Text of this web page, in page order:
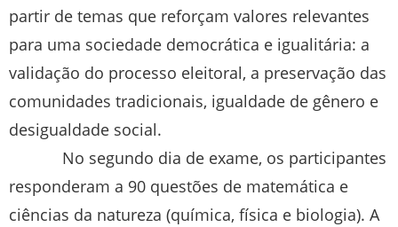
partir de temas que reforçam valores relevantes
para uma sociedade democrática e igualitária: a
validação do processo eleitoral, a preservação das
comunidades tradicionais, igualdade de gênero e
desigualdade social.
No segundo dia de exame, os participantes
responderam a 90 questões de matemática e
ciências da natureza (química, física e biologia). A